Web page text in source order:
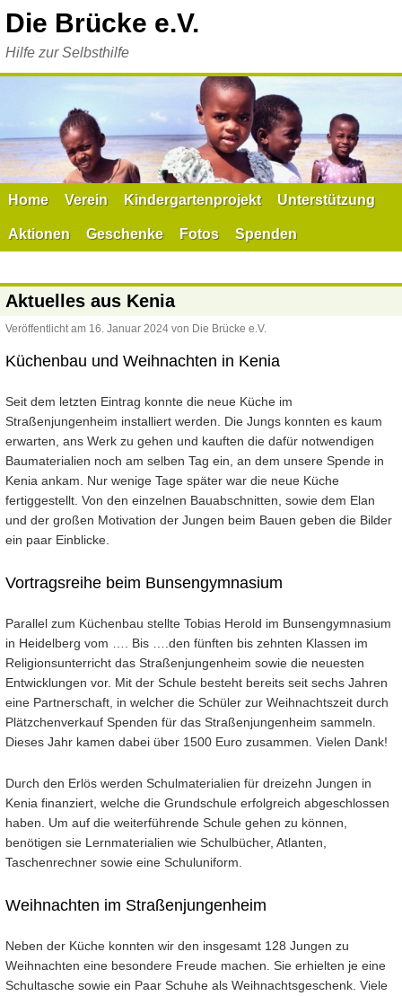
Inhalt
Die Brücke e.V.
Hilfe zur Selbsthilfe
Home Verein Kindergartenprojekt Unterstützung
Aktionen Geschenke Fotos Spenden
Aktuelles aus Kenia
Veröffentlicht am 16. Januar 2024 von Die Brücke e.V.
Küchenbau und Weihnachten in Kenia
Seit dem letzten Eintrag konnte die neue Küche im
Straßenjungenheim installiert werden. Die Jungs konnten es kaum
erwarten, ans Werk zu gehen und kauften die dafür notwendigen
Baumaterialien noch am selben Tag ein, an dem unsere Spende in
Kenia ankam. Nur wenige Tage später war die neue Küche
fertiggestellt. Von den einzelnen Bauabschnitten, sowie dem Elan
und der großen Motivation der Jungen beim Bauen geben die Bilder
ein paar Einblicke.
Vortragsreihe beim Bunsengymnasium
Parallel zum Küchenbau stellte Tobias Herold im Bunsengymnasium
in Heidelberg vom …. Bis ….den fünften bis zehnten Klassen im
Religionsunterricht das Straßenjungenheim sowie die neuesten
Entwicklungen vor. Mit der Schule besteht bereits seit sechs Jahren
eine Partnerschaft, in welcher die Schüler zur Weihnachtszeit durch
Plätzchenverkauf Spenden für das Straßenjungenheim sammeln.
Dieses Jahr kamen dabei über 1500 Euro zusammen. Vielen Dank!
Durch den Erlös werden Schulmaterialien für dreizehn Jungen in
Kenia finanziert, welche die Grundschule erfolgreich abgeschlossen
haben. Um auf die weiterführende Schule gehen zu können,
benötigen sie Lernmaterialien wie Schulbücher, Atlanten,
Taschenrechner sowie eine Schuluniform.
Weihnachten im Straßenjungenheim
Neben der Küche konnten wir den insgesamt 128 Jungen zu
Weihnachten eine besondere Freude machen. Sie erhielten je eine
Schultasche sowie ein Paar Schuhe als Weihnachtsgeschenk. Viele